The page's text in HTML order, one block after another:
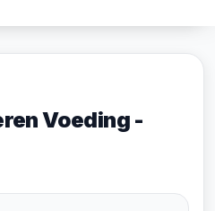
Voeding -